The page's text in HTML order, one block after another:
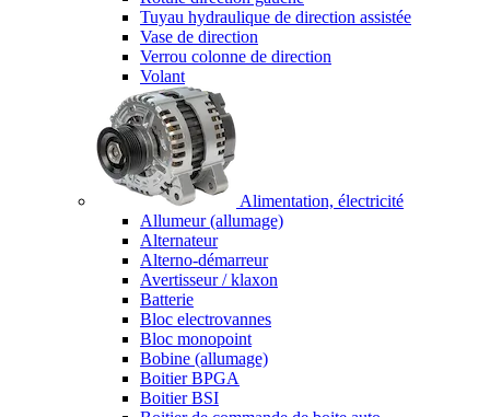
Tuyau hydraulique de direction assistée
Vase de direction
Verrou colonne de direction
Volant
Alimentation, électricité
Allumeur (allumage)
Alternateur
Alterno-démarreur
Avertisseur / klaxon
Batterie
Bloc electrovannes
Bloc monopoint
Bobine (allumage)
Boitier BPGA
Boitier BSI